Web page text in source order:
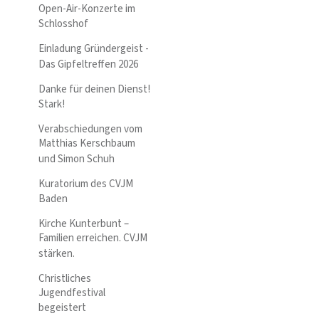
Open-Air-Konzerte im
Schlosshof
Einladung Gründergeist -
Das Gipfeltreffen 2026
Danke für deinen Dienst!
Stark!
Verabschiedungen vom
Matthias Kerschbaum
und Simon Schuh
Kuratorium des CVJM
Baden
Kirche Kunterbunt –
Familien erreichen. CVJM
stärken.
Christliches
Jugendfestival
begeistert